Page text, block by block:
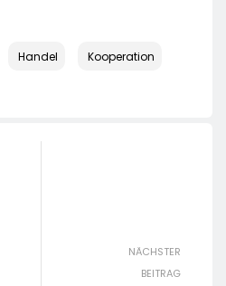
Handel
Kooperation
NÄCHSTER
BEITRAG